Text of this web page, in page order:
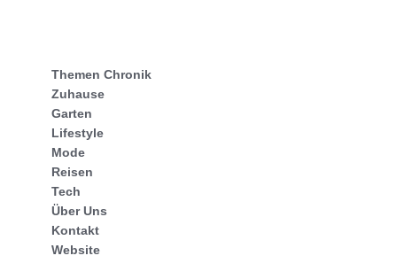
Themen Chronik
Zuhause
Garten
Lifestyle
Mode
Reisen
Tech
Über Uns
Kontakt
Website